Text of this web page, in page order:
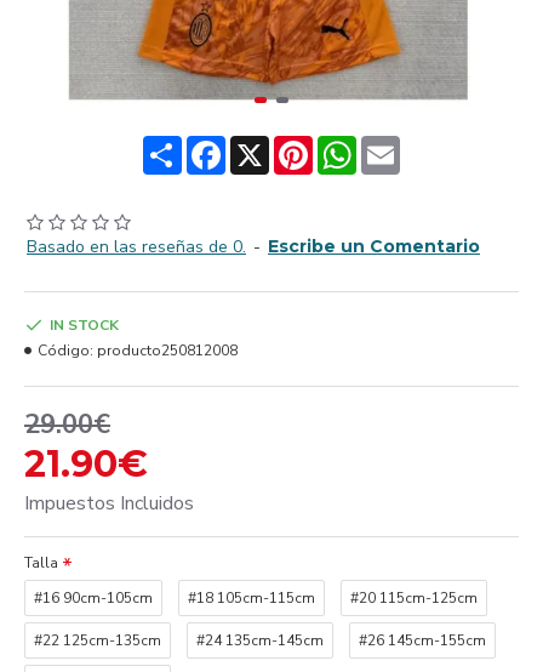
ShareFacebook
X PinterestWhatsApp
Email
Basado en las reseñas de 0. - Escribe un Comentario
21.90€
29.00€
Impuestos Incluidos
IN STOCK
Código: producto250812008
Talla
#16 90cm-105cm
#18 105cm-115cm #20 115cm-125cm
#22 125cm-135cm #24 135cm-145cm #26 145cm-155cm